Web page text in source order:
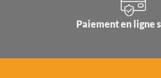
Paiement en ligne